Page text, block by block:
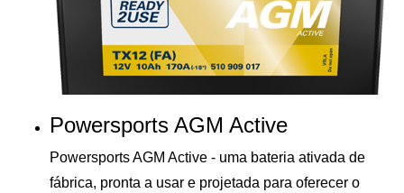
Powersports AGM Active
Powersports AGM Active - uma bateria ativada de
fábrica, pronta a usar e projetada para oferecer o